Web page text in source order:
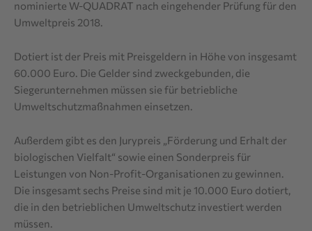
nominierte W-QUADRAT nach eingehender Prüfung für den
Umweltpreis 2018.
Dotiert ist der Preis mit Preisgeldern in Höhe von insgesamt
60.000 Euro. Die Gelder sind zweckgebunden, die
Siegerunternehmen müssen sie für betriebliche
Umweltschutzmaßnahmen einsetzen.
Außerdem gibt es den Jurypreis „Förderung und Erhalt der
biologischen Vielfalt“ sowie einen Sonderpreis für
Leistungen von Non-Profit-Organisationen zu gewinnen.
Die insgesamt sechs Preise sind mit je 10.000 Euro dotiert,
die in den betrieblichen Umweltschutz investiert werden
müssen.